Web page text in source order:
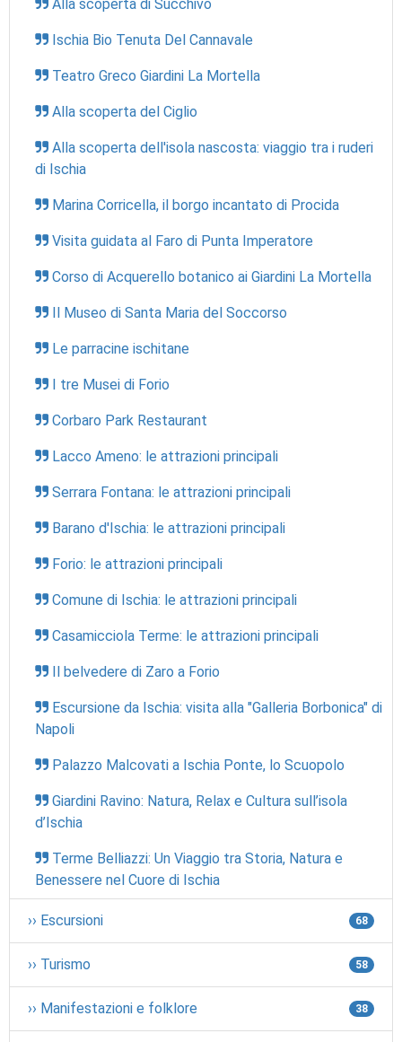
Alla scoperta di Succhivo
Ischia Bio Tenuta Del Cannavale
Teatro Greco Giardini La Mortella
Alla scoperta del Ciglio
Alla scoperta dell'isola nascosta: viaggio tra i ruderi
di Ischia
Marina Corricella, il borgo incantato di Procida
Visita guidata al Faro di Punta Imperatore
Corso di Acquerello botanico ai Giardini La Mortella
Il Museo di Santa Maria del Soccorso
Le parracine ischitane
I tre Musei di Forio
Corbaro Park Restaurant
Lacco Ameno: le attrazioni principali
Serrara Fontana: le attrazioni principali
Barano d'Ischia: le attrazioni principali
Forio: le attrazioni principali
Comune di Ischia: le attrazioni principali
Casamicciola Terme: le attrazioni principali
Il belvedere di Zaro a Forio
Escursione da Ischia: visita alla "Galleria Borbonica" di
Napoli
Palazzo Malcovati a Ischia Ponte, lo Scuopolo
Giardini Ravino: Natura, Relax e Cultura sull’isola
d’Ischia
Terme Belliazzi: Un Viaggio tra Storia, Natura e
Benessere nel Cuore di Ischia
›› Escursioni 68
›› Turismo 58
›› Manifestazioni e folklore 38